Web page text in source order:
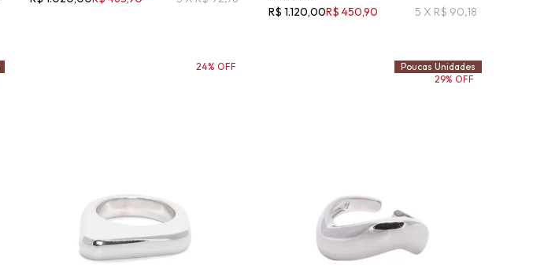
R$ 1.120,00R$ 450,90 5 X R$ 90,18
24% OFF
Poucas Unidades
29% OFF